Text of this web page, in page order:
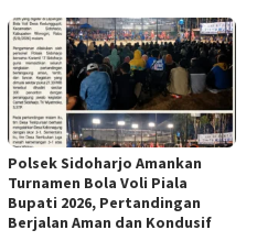
Polsek Sidoharjo Amankan
Turnamen Bola Voli Piala
Bupati 2026, Pertandingan
Berjalan Aman dan Kondusif